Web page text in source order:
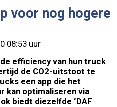
voor nog hogere
08:53 uur
efficiency van hun truck
de CO2-uitstoot te
een app die het
kan optimaliseren via
biedt diezelfde ‘DAF